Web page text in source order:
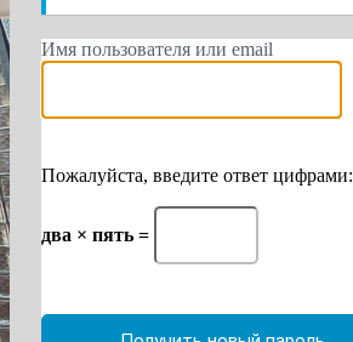
Имя пользователя или email
Пожалуйста, введите ответ цифрами:
два × пять =